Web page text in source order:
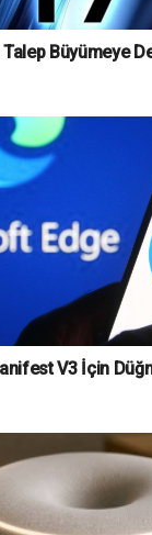
Büyümeye
V3 İçin